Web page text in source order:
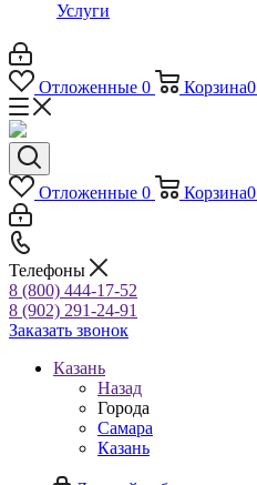
Услуги
Отложенные 0 Корзина0
Отложенные 0 Корзина0
Телефоны
8 (800) 444-17-52
8 (902) 291-24-91
Заказать звонок
Казань
Назад
Города
Самара
Казань